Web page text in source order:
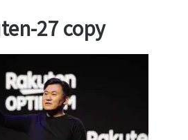
27 copy